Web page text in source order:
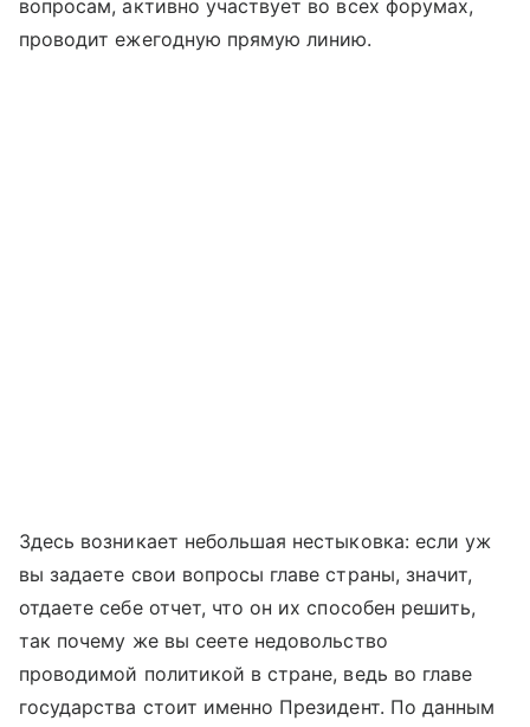
вопросам, активно участвует во всех форумах,
проводит ежегодную прямую линию.
Здесь возникает небольшая нестыковка: если уж
вы задаете свои вопросы главе страны, значит,
отдаете себе отчет, что он их способен решить,
так почему же вы сеете недовольство
проводимой политикой в стране, ведь во главе
государства стоит именно Президент. По данным